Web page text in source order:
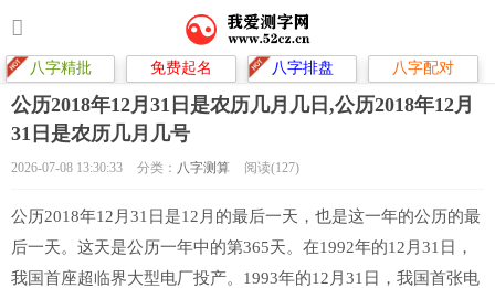
八字精批 免费起名 八字排盘 八字配对
公历2018年12月31日是农历几月几日,公历2018年12月
31日是农历几月几号
2026-07-08 13:30:33 分类： 八字测算 阅读(127)
公历2018年12月31日是12月的最后一天，也是这一年的公历的最
后一天。这天是公历一年中的第365天。在1992年的12月31日，
我国首座超临界大型电厂投产。1993年的12月31日，我国首张电